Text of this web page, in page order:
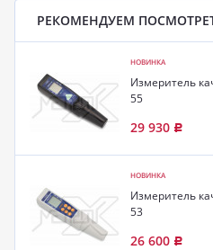
РЕКОМЕНДУЕМ
НОВИНКА
Измеритель
55
29 930 Р
НОВИНКА
Измеритель
53
26 600 Р